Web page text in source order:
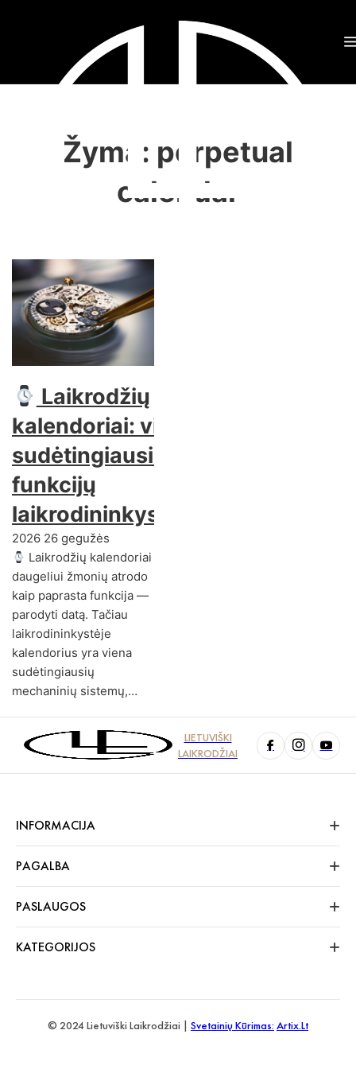
Žyma: perpetual
calendar
Laikrodžių
kalendoriai: viena
sudėtingiausių
funkcijų
laikrodininkystėje
2026 26 gegužės
Laikrodžių kalendoriai
daugeliui žmonių atrodo
kaip paprasta funkcija —
parodyti datą. Tačiau
laikrodininkystėje
kalendorius yra viena
sudėtingiausių
mechaninių sistemų,…
LIETUVIŠKI
LAIKRODŽIAI
INFORMACIJA
PAGALBA
PASLAUGOS
KATEGORIJOS
© 2024 Lietuviški Laikrodžiai | Svetainių Kūrimas: Artix.lt